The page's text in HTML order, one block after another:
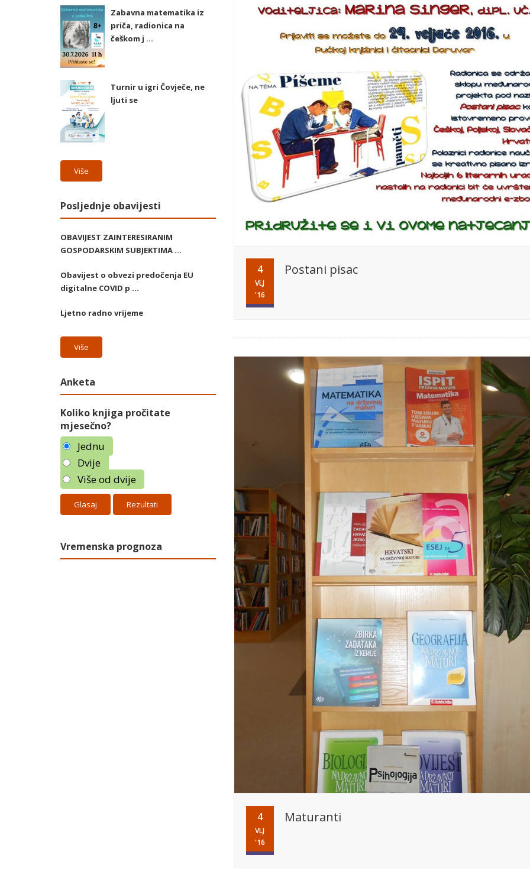
Zabavna matematika iz
priča, radionica na
češkom j ...
Turnir u igri Čovječe, ne
ljuti se
Više
Posljednje obavijesti
OBAVIJEST ZAINTERESIRANIM
GOSPODARSKIM SUBJEKTIMA ...
Obavijest o obvezi predočenja EU
digitalne COVID p ...
Ljetno radno vrijeme
Više
Anketa
Koliko knjiga pročitate
mjesečno?
Jednu
Dvije
Više od dvije
Rezultati
Vremenska prognoza
4
VLJ
'16
Postani pisac
4
VLJ
'16
Maturanti